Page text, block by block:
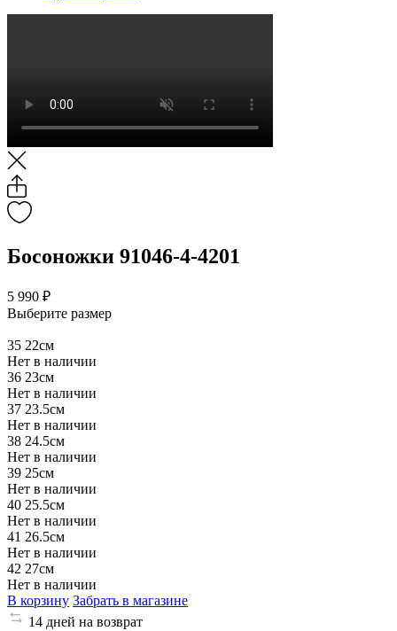
Босоножки 91046-4-4201
5 990 ₽
Выберите размер
35 22см
Нет в наличии
36 23см
Нет в наличии
37 23.5см
Нет в наличии
38 24.5см
Нет в наличии
39 25см
Нет в наличии
40 25.5см
Нет в наличии
41 26.5см
Нет в наличии
42 27см
Нет в наличии
В корзину Забрать в магазине
14 дней на возврат